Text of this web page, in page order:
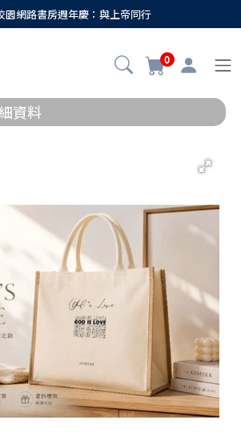
園網路書房週年慶：與上帝同行
0
資料